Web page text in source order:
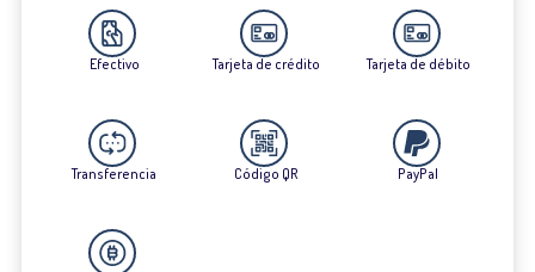
Efectivo Tarjeta de crédito Tarjeta de débito
Transferencia Código QR PayPal